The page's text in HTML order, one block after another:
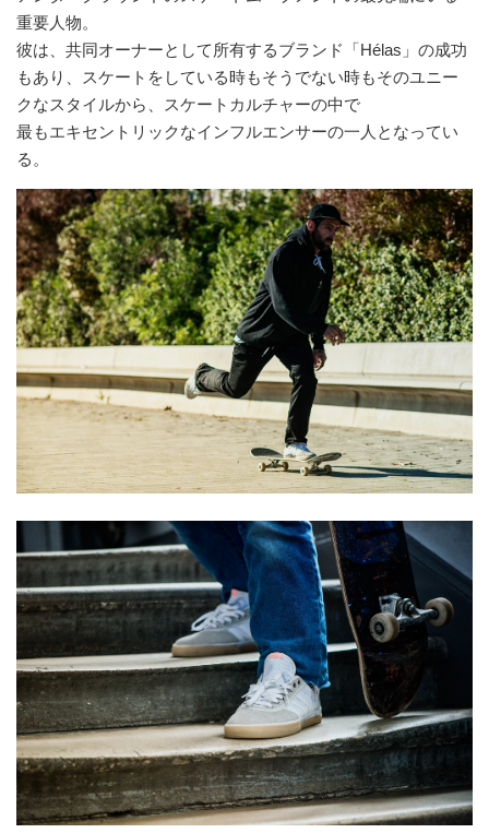
重要人物。
彼は、共同オーナーとして所有するブランド「Hélas」の成功
もあり、スケートをしている時もそうでない時もそのユニー
クなスタイルから、スケートカルチャーの中で
最もエキセントリックなインフルエンサーの一人となってい
る。